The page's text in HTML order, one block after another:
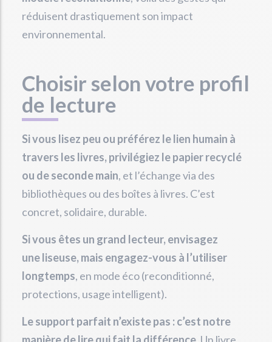
réduisent drastiquement son impact
environnemental.
Choisir selon votre profil
de lecture
Si vous lisez peu ou préférez le lien humain à
travers les livres, privilégiez le papier recyclé
ou de seconde main, et l’échange via des
bibliothèques ou des boîtes à livres. C’est
concret, solidaire, durable.
Si vous êtes un grand lecteur, envisagez
une liseuse, mais engagez-vous à l’utiliser
longtemps, en mode éco (reconditionné,
protections, usage intelligent).
Le support parfait n’existe pas : c’est notre